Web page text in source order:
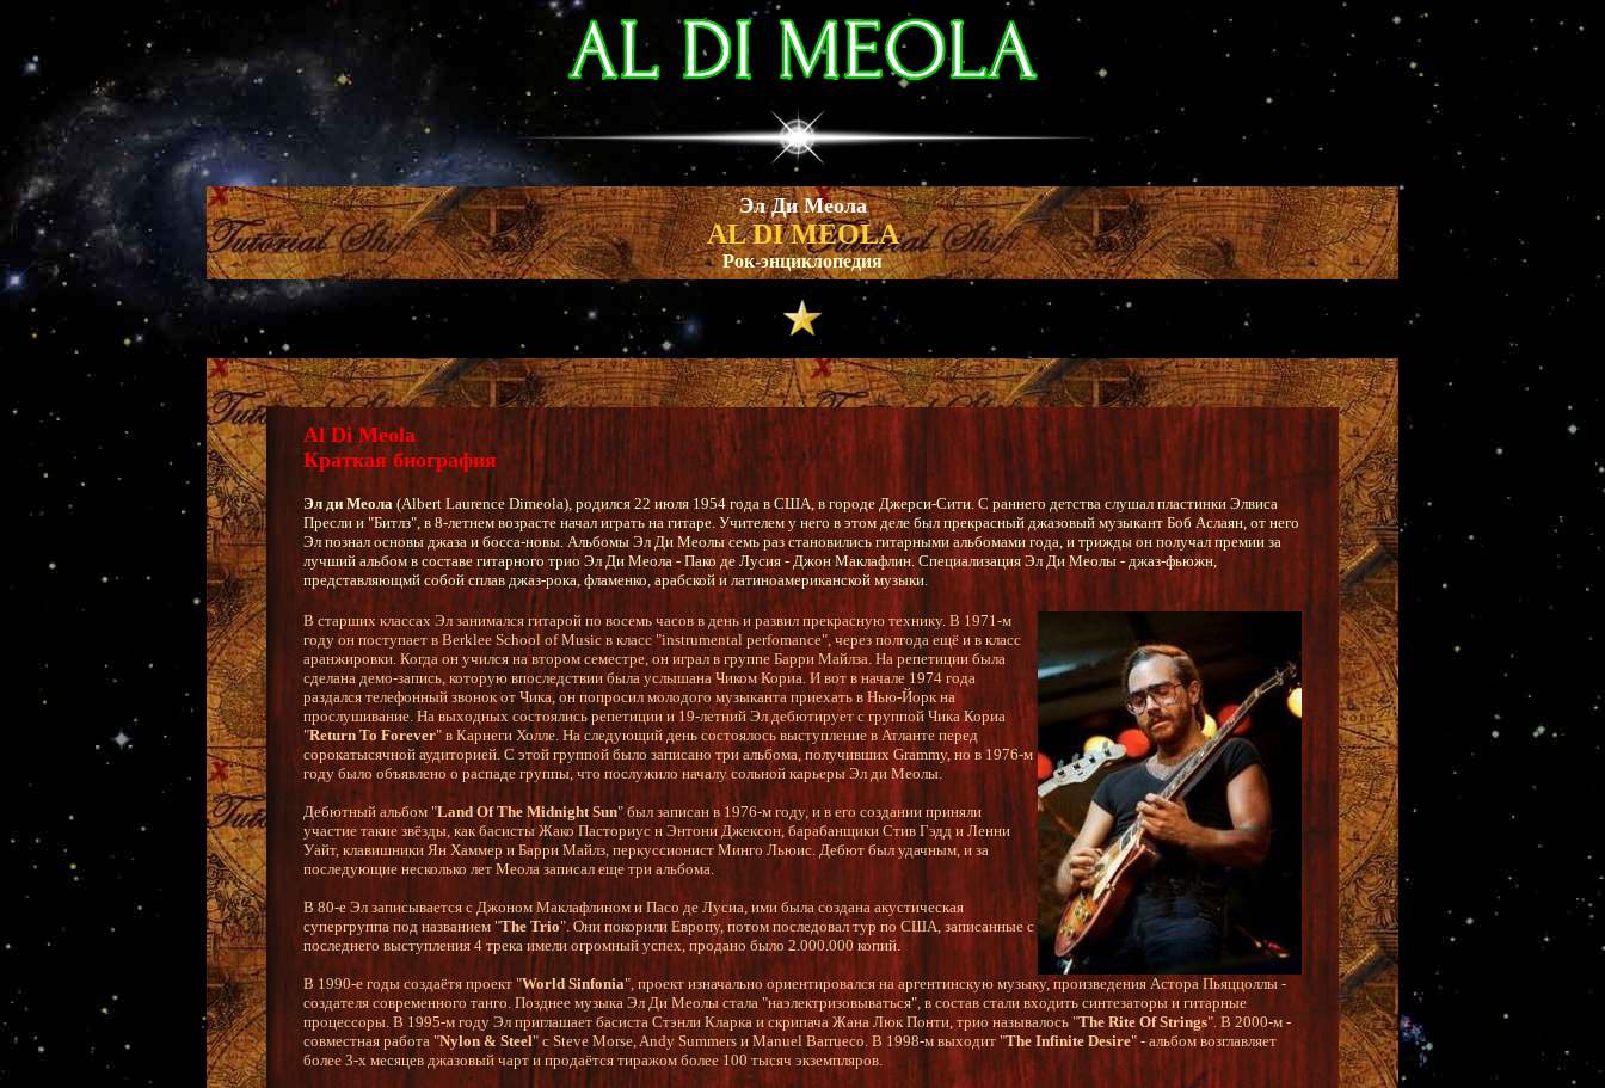
Эл Ди Меола
AL DI MEOLA
Рок-энциклопедия
Al Di Meola
Краткая биография
Эл ди Меола (Albert Laurence Dimeola), родился 22 июля 1954 года в США, в городе Джерси-Сити. С раннего детства слушал пластинки Элвиса
Пресли и "Битлз", в 8-летнем возрасте начал играть на гитаре. Учителем у него в этом деле был прекрасный джазовый музыкант Боб Аслаян, от него
Эл познал основы джаза и босса-новы. Альбомы Эл Ди Меолы семь раз становились гитарными альбомами года, и трижды он получал премии за
лучший альбом в составе гитарного трио Эл Ди Меола - Пако де Лусия - Джон Маклафлин. Специализация Эл Ди Меолы - джаз-фьюжн,
представляющмй собой сплав джаз-рока, фламенко, арабской и латиноамериканской музыки.
В старших классах Эл занимался гитарой по восемь часов в день и развил прекрасную технику. В 1971-м
году он поступает в Berklee School of Music в класс "instrumental perfomance", через полгода ещё и в класс
аранжировки. Когда он учился на втором семестре, он играл в группе Барри Майлза. На репетиции была
сделана демо-запись, которую впоследствии была услышана Чиком Кориа. И вот в начале 1974 года
раздался телефонный звонок от Чика, он попросил молодого музыканта приехать в Нью-Йорк на
прослушивание. На выходных состоялись репетиции и 19-летний Эл дебютирует с группой Чика Кориа
"Return To Forever" в Карнеги Холле. На следующий день состоялось выступление в Атланте перед
сорокатысячной аудиторией. С этой группой было записано три альбома, получивших Grammy, но в 1976-м
году было объявлено о распаде группы, что послужило началу сольной карьеры Эл ди Меолы.
Дебютный альбом "Land Of The Midnight Sun" был записан в 1976-м году, и в его создании приняли
участие такие звёзды, как басисты Жако Пасториус н Энтони Джексон, барабанщики Стив Гэдд и Ленни
Уайт, клавишники Ян Хаммер и Барри Майлз, перкуссионист Минго Льюис. Дебют был удачным, и за
последующие несколько лет Меола записал еще три альбома.
В 80-е Эл записывается с Джоном Маклафлином и Пасо де Лусиа, ими была создана акустическая
супергруппа под названием "The Trio". Они покорили Европу, потом последовал тур по США, записанные с
последнего выступления 4 трека имели огромный успех, продано было 2.000.000 копий.
В 1990-е годы создаётя проект "World Sinfonia", проект изначально ориентировался на аргентинскую музыку, произведения Астора Пьяццоллы -
создателя современного танго. Позднее музыка Эл Ди Меолы стала "наэлектризовываться", в состав стали входить синтезаторы и гитарные
процессоры. В 1995-м году Эл приглашает басиста Стэнли Кларка и скрипача Жана Люк Понти, трио называлось "The Rite Of Strings". В 2000-м -
совместная работа "Nylon & Steel" с Steve Morse, Andy Summers и Manuel Barrueco. В 1998-м выходит "The Infinite Desire" - альбом возглавляет
более 3-х месяцев джазовый чарт и продаётся тиражом более 100 тысяч экземпляров.